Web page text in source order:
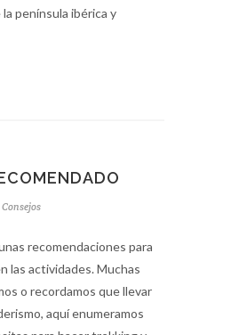
península ibérica y
Consejos
recomendaciones para
las actividades. Muchas
o recordamos que llevar
aquí enumeramos